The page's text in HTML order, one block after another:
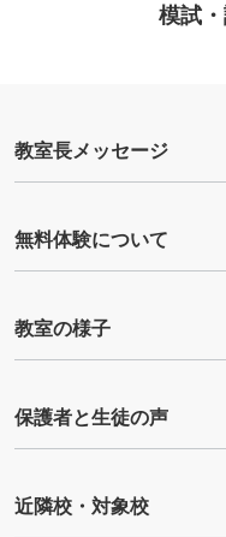
模試
教室長メッセージ
無料体験について
教室の様子
保護者と生徒の声
近隣校・対象校